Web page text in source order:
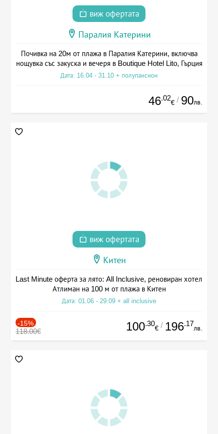
виж офертата
Паралия Катерини
Почивка на 20м от плажа в Паралия Катерини, включва
нощувка със закуска и вечеря в Boutique Hotel Lito, Гърция
Дата: 16.04 - 31.10 + полупансион
46.02
€ / 90лв.
виж офертата
Китен
Last Minute оферта за лято: All Inclusive, реновиран хотел
Атлиман на 100 м от плажа в Китен
Дата: 01.06 - 29.09 + all inclusive
-15%
118.00€ 100.30
€ / 196.17
лв.